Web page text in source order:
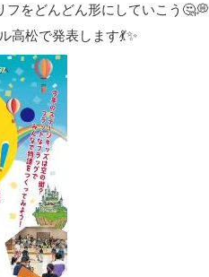
をどんどん形にしていこう🤔💭
高松で発表します💃✨